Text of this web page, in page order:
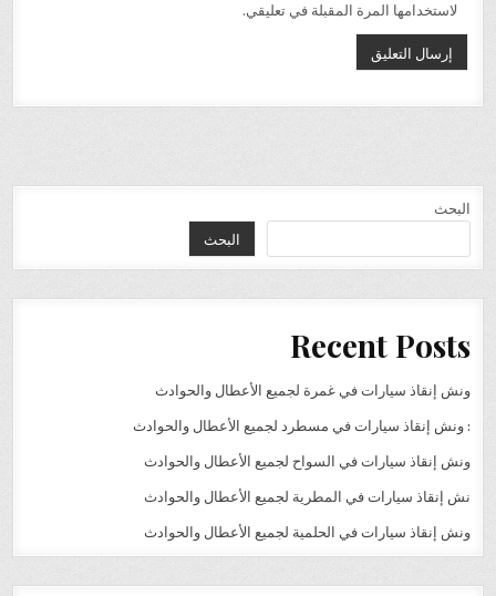
لاستخدامها المرة المقبلة في تعليقي.
البحث
البحث
Recent Posts
ونش إنقاذ سيارات في غمرة لجميع الأعطال والحوادث
: ونش إنقاذ سيارات في مسطرد لجميع الأعطال والحوادث
ونش إنقاذ سيارات في السواح لجميع الأعطال والحوادث
نش إنقاذ سيارات في المطرية لجميع الأعطال والحوادث
ونش إنقاذ سيارات في الحلمية لجميع الأعطال والحوادث